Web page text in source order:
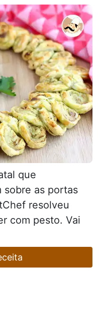
que
sobre as portas
resolveu
com pesto. Vai